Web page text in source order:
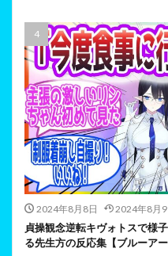
2024年8月8日 2024年8月9
貞操観念逆転キヴォトスで様
る先生方の反応集【ブルーア